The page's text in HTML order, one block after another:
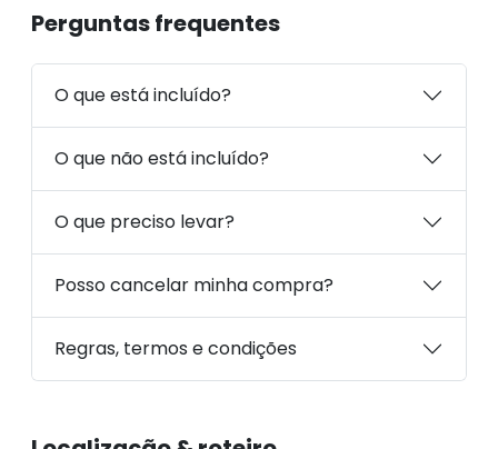
Perguntas frequentes
O que está incluído?
O que não está incluído?
O que preciso levar?
Posso cancelar minha compra?
Regras, termos e condições